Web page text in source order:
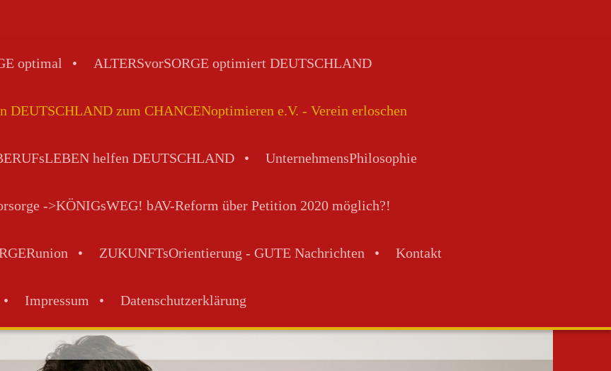
optimal ALTERSvorSORGE optimiert DEUTSCHLAND
DEUTSCHLAND zum CHANCENoptimieren e.V. - Verein erloschen
helfen DEUTSCHLAND UnternehmensPhilosophie
->KÖNIGsWEG! bAV-Reform über Petition 2020 möglich?!
ZUKUNFTsOrientierung - GUTE Nachrichten Kontakt
Impressum Datenschutzerklärung